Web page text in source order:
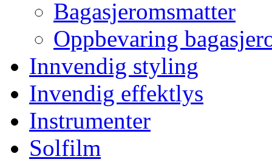
Bagasjeromsmatter
Oppbevaring
Innvendig styling
Invendig effektlys
Instrumenter
Solfilm